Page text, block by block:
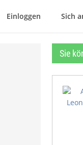
Einloggen Sich
Sie